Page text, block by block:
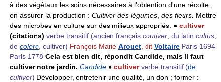
à des végétaux les soins nécessaires à l'obtention d'une récolte ;
en assurer la production : Cultiver des légumes des fleurs. Mettre
des microbes en culture sur des milieux appropriés. ● cultiver
(citations) verbe transitif (ancien français coutiver , du latin cultus
de colere , cultiver) François Marie Arouet , dit Voltaire Paris 1694-
Paris 1778 Cela est bien dit, répondit Candide, mais il faut
cultiver notre jardin. Candide ● cultiver verbe transitif (de
cultiver) Développer, entretenir une qualité, un don ; former :